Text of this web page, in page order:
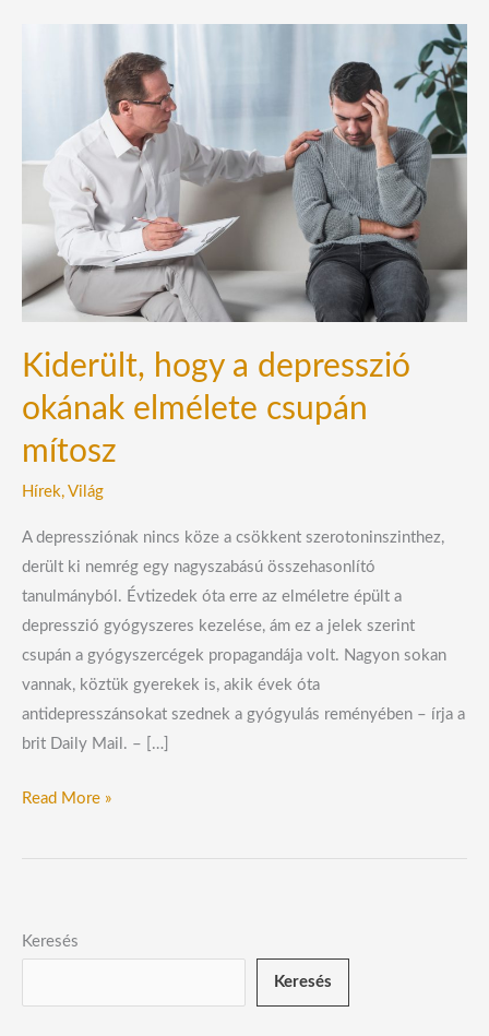
Kiderült, hogy a depresszió
okának elmélete csupán
mítosz
Hírek, Világ
A depressziónak nincs köze a csökkent szerotoninszinthez,
derült ki nemrég egy nagyszabású összehasonlító
tanulmányból. Évtizedek óta erre az elméletre épült a
depresszió gyógyszeres kezelése, ám ez a jelek szerint
csupán a gyógyszercégek propagandája volt. Nagyon sokan
vannak, köztük gyerekek is, akik évek óta
antidepresszánsokat szednek a gyógyulás reményében – írja a
brit Daily Mail. – […]
depresszió
okának
elmélete
csupán
mítosz
Read More »
Keresés
Keresés